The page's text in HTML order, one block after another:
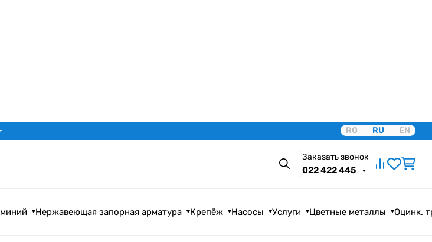
RO RU EN
Поиск
Заказать звонок
022 422 445
Нержавеющая запорная арматура Крепёж Насосы Услуги Цветные металлы Оцинк.